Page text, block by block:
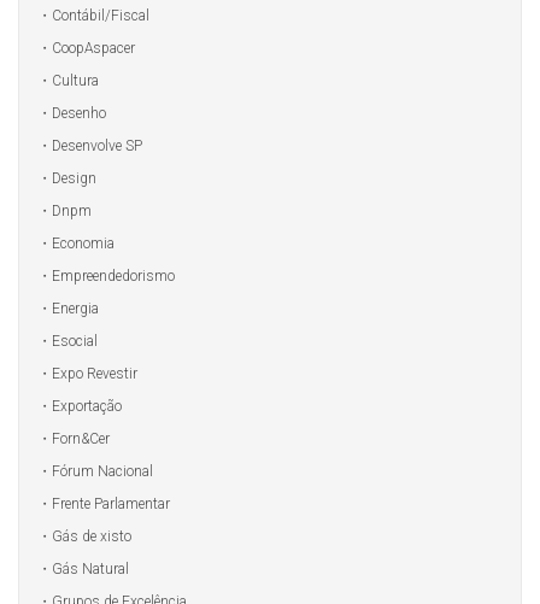
Contábil/Fiscal
CoopAspacer
Cultura
Desenho
Desenvolve SP
Design
Dnpm
Economia
Empreendedorismo
Energia
Esocial
Expo Revestir
Exportação
Forn&Cer
Fórum Nacional
Frente Parlamentar
Gás de xisto
Gás Natural